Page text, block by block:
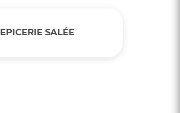
EPICERIE SALÉE